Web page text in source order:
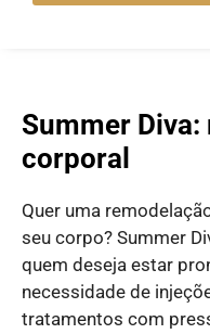
Summer
corporal
Quer uma
seu corpo? Summer
quem deseja estar
necessidade de
tratamentos com